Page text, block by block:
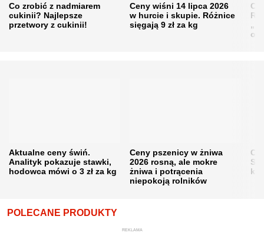
Co zrobić z nadmiarem
cukinii? Najlepsze
przetwory z cukinii!
Ceny wiśni 14 lipca 2026
w hurcie i skupie. Różnice
sięgają 9 zł za kg
Aktualne ceny świń.
Analityk pokazuje stawki,
hodowca mówi o 3 zł za kg
Ceny pszenicy w żniwa
2026 rosną, ale mokre
żniwa i potrącenia
niepokoją rolników
POLECANE PRODUKTY
REKLAMA